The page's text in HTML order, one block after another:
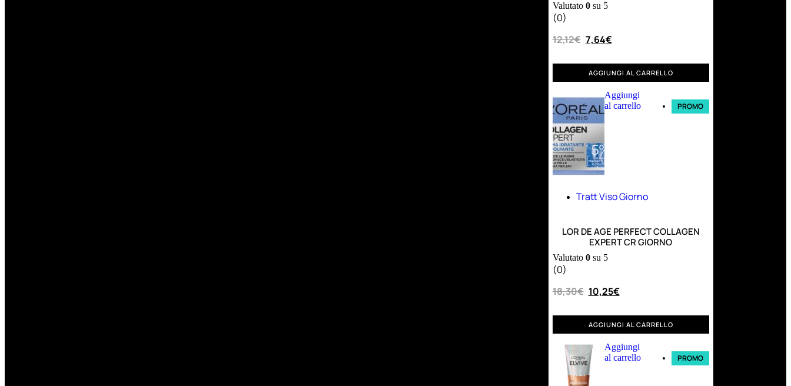
Valutato 0su 5
(0)
12,12€ 7,64€
AGGIUNGI AL CARRELLO
Aggiungi
al carrello
PROMO
Tratt Viso Giorno
LOR DE AGE PERFECT COLLAGEN
EXPERT CR GIORNO
Valutato 0su 5
(0)
18,30€ 10,25€
AGGIUNGI AL CARRELLO
Aggiungi
al carrello
PROMO